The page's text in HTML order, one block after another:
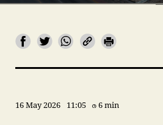
16 May 2026 11:05 6 min